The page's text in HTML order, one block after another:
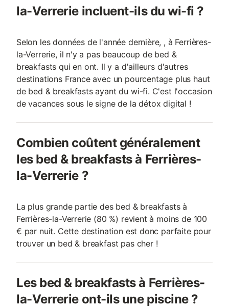
la-Verrerie incluent-ils du wi-fi ?
Selon les données de l'année dernière, , à Ferrières-
la-Verrerie, il n'y a pas beaucoup de bed &
breakfasts qui en ont. Il y a d'ailleurs d'autres
destinations France avec un pourcentage plus haut
de bed & breakfasts ayant du wi-fi. C'est l'occasion
de vacances sous le signe de la détox digital !
Combien coûtent généralement
les bed & breakfasts à Ferrières-
la-Verrerie ?
La plus grande partie des bed & breakfasts à
Ferrières-la-Verrerie (80 %) revient à moins de 100
€ par nuit. Cette destination est donc parfaite pour
trouver un bed & breakfast pas cher !
Les bed & breakfasts à Ferrières-
la-Verrerie ont-ils une piscine ?